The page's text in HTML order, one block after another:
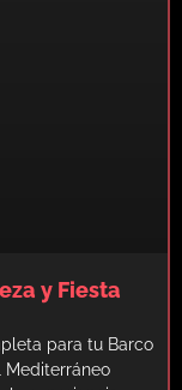
y Fiesta
para tu Barco
Mediterráneo